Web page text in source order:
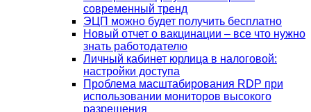
современный тренд
ЭЦП можно будет получить бесплатно
Новый отчет о вакцинации – все что нужно
знать работодателю
Личный кабинет юрлица в налоговой:
настройки доступа
Проблема масштабирования RDP при
использовании мониторов высокого
разрешения